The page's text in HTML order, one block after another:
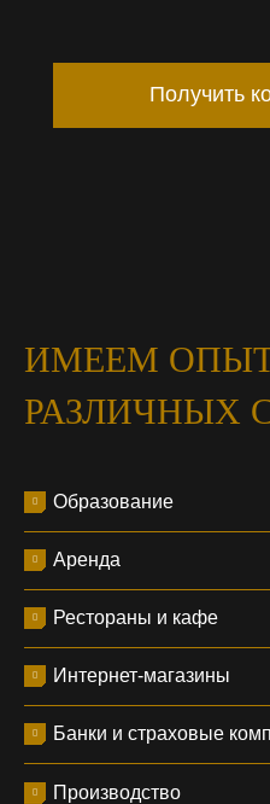
Получить
ИМЕЕМ
РАЗЛИЧНЫХ
Образование
Аренда
Рестораны и кафе
Интернет-магазины
Банки и страховые
Производство